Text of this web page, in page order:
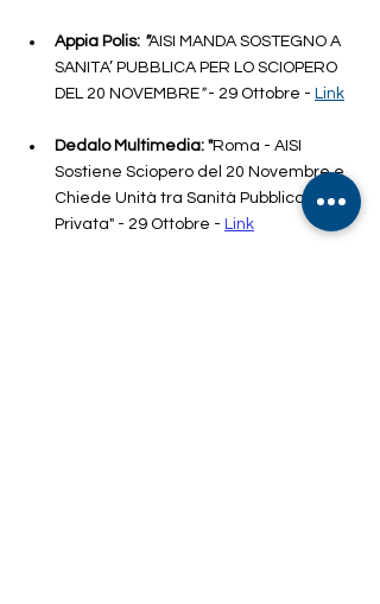
Appia Polis: "AISI MANDA SOSTEGNO A
SANITA’ PUBBLICA PER LO SCIOPERO
DEL 20 NOVEMBRE" - 29 Ottobre - Link
Dedalo Multimedia: "Roma - AISI
Sostiene Sciopero del 20 Novembre e
Chiede Unità tra Sanità Pubblica e
Privata" - 29 Ottobre - Link